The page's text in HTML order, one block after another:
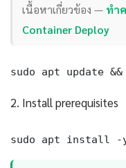
เนื้อหาเกี่ยวข้อง — ทำ
Container Deploy
sudo apt update
2. Install prerequisites
sudo apt install -y